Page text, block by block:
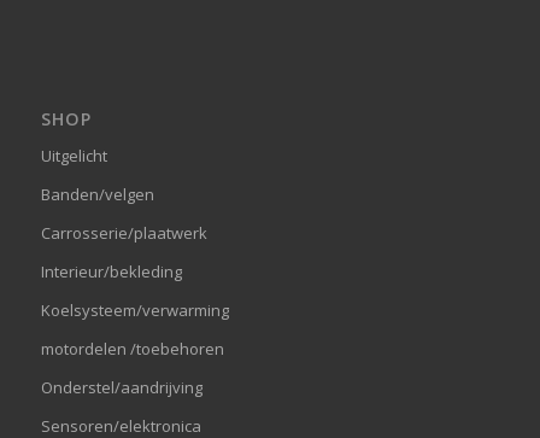
SHOP
Uitgelicht
Banden/velgen
Carrosserie/plaatwerk
Interieur/bekleding
Koelsysteem/verwarming
motordelen /toebehoren
Onderstel/aandrijving
Sensoren/elektronica